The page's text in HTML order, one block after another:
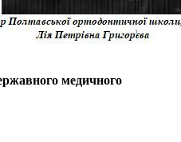
медичного